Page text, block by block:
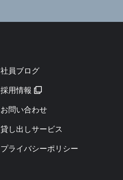
社員ブログ
採用情報
お問い合わせ
貸し出しサービス
プライバシーポリシー